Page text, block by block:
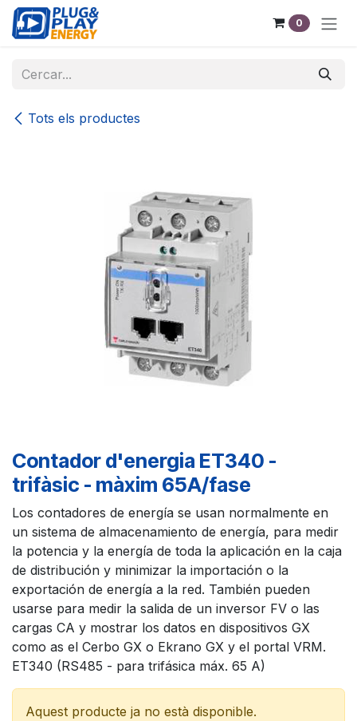
Skip to Content
0
Tots els productes
Contador d'energia ET340 -
trifàsic - màxim 65A/fase
Los contadores de energía se usan normalmente en
un sistema de almacenamiento de energía, para medir
la potencia y la energía de toda la aplicación en la caja
de distribución y minimizar la importación o la
exportación de energía a la red. También pueden
usarse para medir la salida de un inversor FV o las
cargas CA y mostrar los datos en dispositivos GX
como as el Cerbo GX o Ekrano GX y el portal VRM.
ET340 (RS485 - para trifásica máx. 65 A)
Aquest producte ja no està disponible.